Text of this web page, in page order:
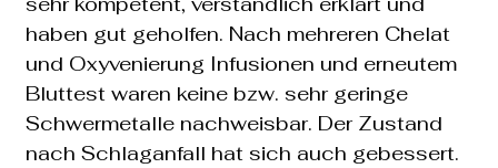
haben gut geholfen. Nach mehreren Chelat
und Oxyvenierung Infusionen und erneutem
Bluttest waren keine bzw. sehr geringe
Schwermetalle nachweisbar. Der Zustand
nach Schlaganfall hat sich auch gebessert.